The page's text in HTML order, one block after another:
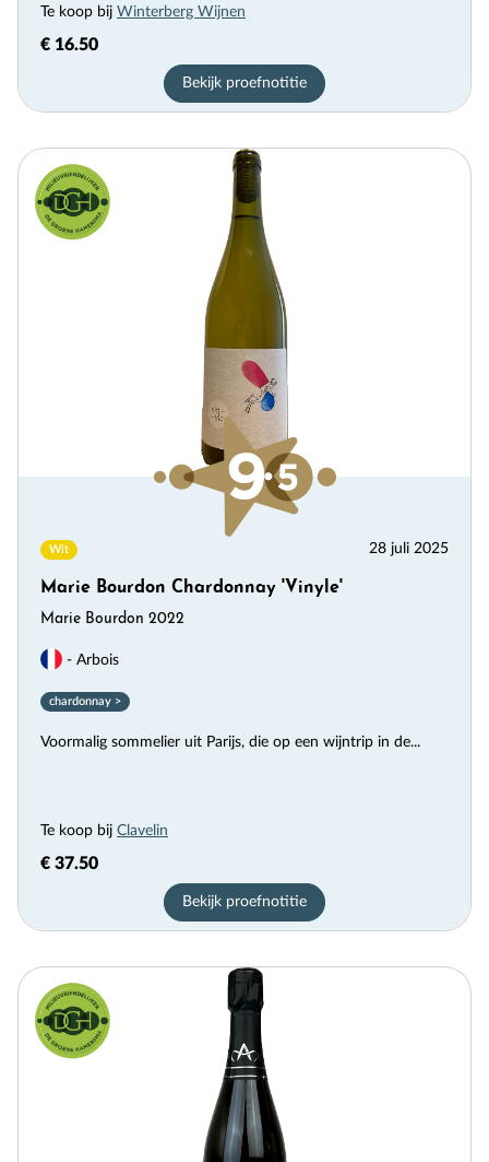
Te koop bij Winterberg Wijnen
€ 16.50
Bekijk proefnotitie
Wit 28 juli 2025
Marie Bourdon Chardonnay 'Vinyle'
Marie Bourdon 2022
- Arbois
chardonnay >
Voormalig sommelier uit Parijs, die op een wijntrip in de...
Te koop bij Clavelin
€ 37.50
Bekijk proefnotitie